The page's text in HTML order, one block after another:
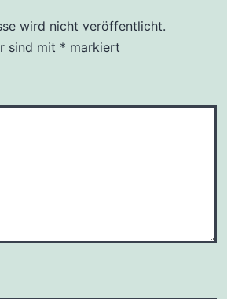
wird nicht veröffentlicht.
sind mit * markiert